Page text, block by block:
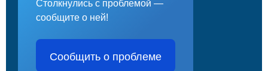
Столкнулись с проблемой —
сообщите о ней!
Сообщить о проблеме